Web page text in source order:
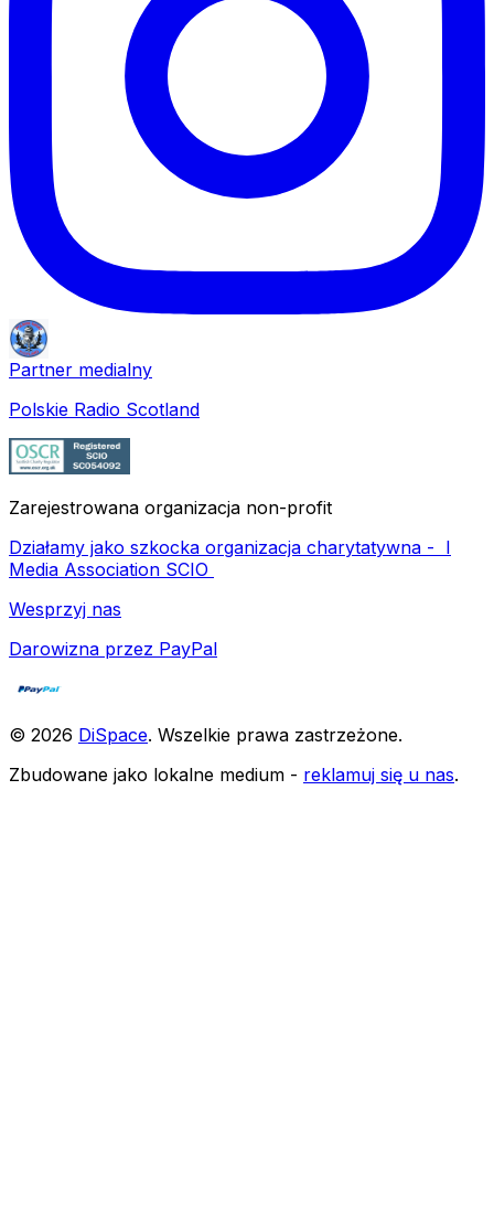
Partner medialny
Polskie Radio Scotland
Zarejestrowana organizacja non-profit
Działamy jako szkocka organizacja charytatywna - I
Media Association SCIO
Wesprzyj nas
Darowizna przez PayPal
© 2026 DiSpace. Wszelkie prawa zastrzeżone.
Zbudowane jako lokalne medium - reklamuj się u nas.